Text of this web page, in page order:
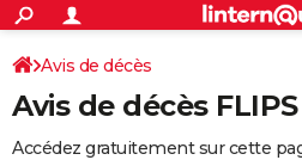
ACTUALITÉS
Politique
Société
Faits Divers
Education
Monde
Villes
+
SPORT
Coupe du monde 2026
Football
Tennis
Cyclisme
Rugby
Forum
Avis de décès
Avis de décès FLIPS
Accédez gratuitement sur cette